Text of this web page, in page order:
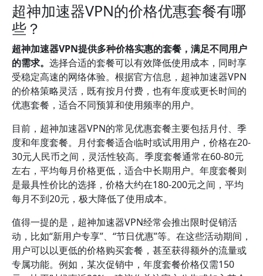
超神加速器VPN的价格优惠套餐有哪
些？
超神加速器VPN提供多种价格实惠的套餐，满足不同用户
的需求。 选择合适的套餐可以有效降低使用成本，同时享
受稳定高速的网络体验。根据官方信息，超神加速器VPN
的价格策略灵活，既有按月付费，也有年度或更长时间的
优惠套餐，适合不同预算和使用频率的用户。
目前，超神加速器VPN的常见优惠套餐主要包括月付、季
度和年度套餐。月付套餐适合临时或试用用户，价格在20-
30元人民币之间，灵活性较高。季度套餐通常在60-80元
左右，平均每月价格更低，适合中长期用户。年度套餐则
是最具性价比的选择，价格大约在180-200元之间，平均
每月不到20元，极大降低了使用成本。
值得一提的是，超神加速器VPN经常会推出限时促销活
动，比如“新用户专享”、“节日优惠”等。在这些活动期间，
用户可以以更低的价格购买套餐，甚至获得额外的流量或
专属功能。例如，某次促销中，年度套餐价格仅需150